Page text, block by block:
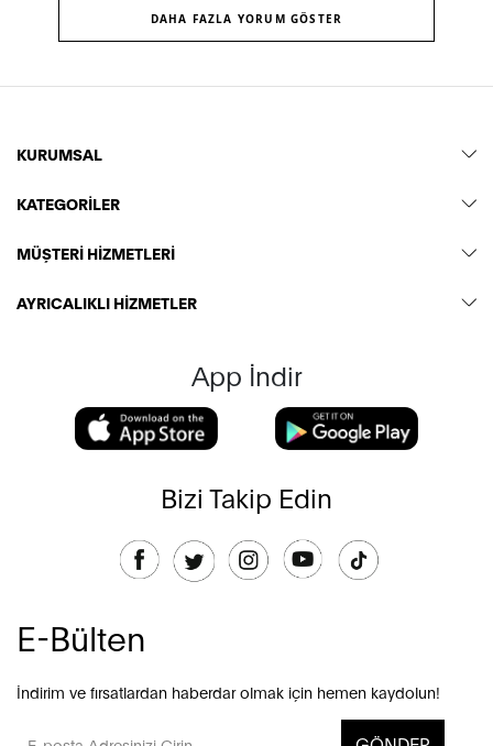
DAHA FAZLA YORUM GÖSTER
KURUMSAL
KATEGORİLER
MÜŞTERİ HİZMETLERİ
AYRICALIKLI HİZMETLER
App İndir
Bizi Takip Edin
E-Bülten
İndirim ve fırsatlardan haberdar olmak için hemen kaydolun!